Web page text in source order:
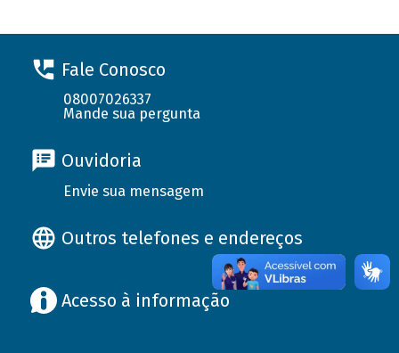
Fale Conosco
08007026337
Mande sua pergunta
Ouvidoria
Envie sua mensagem
Outros telefones e endereços
Acesso à informação